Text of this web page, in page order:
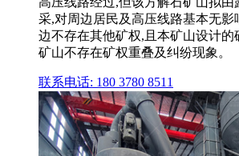
采,对周边居民及高压线路基本无影
边不存在其他矿权,且本矿山设计的
矿山不存在矿权重叠及纠纷现象。
联系电话: 180 3780 8511